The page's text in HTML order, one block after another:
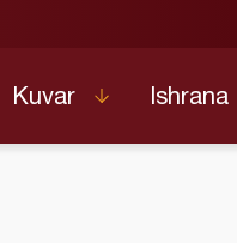
Kuvar Ishrana